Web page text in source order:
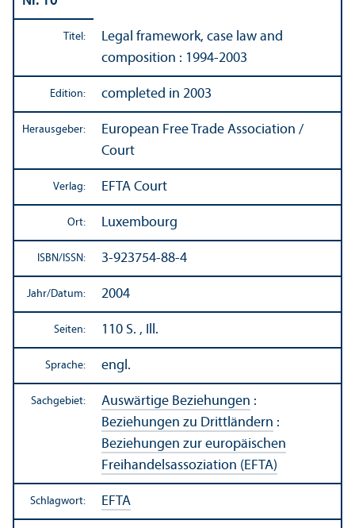
Titel:
Legal framework, case law and
composition : 1994-2003
Edition: completed in 2003
Herausgeber:
European Free Trade Association /
Court
Verlag: EFTA Court
Ort: Luxembourg
ISBN/ ISSN: 3-923754-88-4
Jahr/Datum: 2004
Seiten: 110 S. , Ill.
Sprache: engl.
Sachgebiet: Auswärtige Beziehungen :
Beziehungen zu Drittländern :
Beziehungen zur europäischen
Freihandels­assoziation (EFTA)
Schlagwort: EFTA